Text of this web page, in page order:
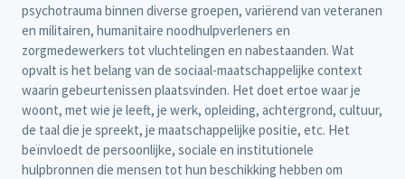
psychotrauma binnen diverse groepen, variërend van veteranen
en militairen, humanitaire noodhulpverleners en
zorgmedewerkers tot vluchtelingen en nabestaanden. Wat
opvalt is het belang van de sociaal-maatschappelijke context
waarin gebeurtenissen plaatsvinden. Het doet ertoe waar je
woont, met wie je leeft, je werk, opleiding, achtergrond, cultuur,
de taal die je spreekt, je maatschappelijke positie, etc. Het
beïnvloedt de persoonlijke, sociale en institutionele
hulpbronnen die mensen tot hun beschikking hebben om